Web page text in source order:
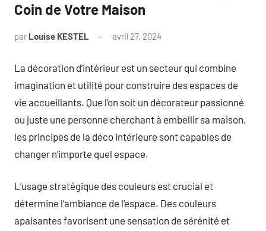
Coin de Votre Maison
par Louise KESTEL avril 27, 2024
La décoration d’intérieur est un secteur qui combine
imagination et utilité pour construire des espaces de
vie accueillants. Que l’on soit un décorateur passionné
ou juste une personne cherchant à embellir sa maison,
les principes de la déco intérieure sont capables de
changer n’importe quel espace.
L’usage stratégique des couleurs est crucial et
détermine l’ambiance de l’espace. Des couleurs
apaisantes favorisent une sensation de sérénité et